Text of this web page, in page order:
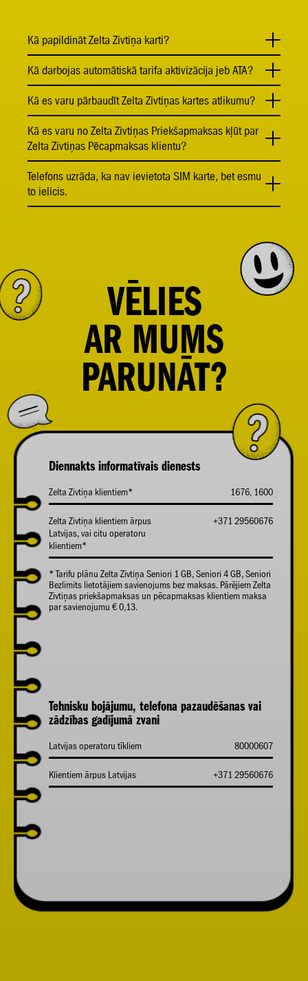
Kā papildināt Zelta Zivtiņa karti?
Kā darbojas automātiskā tarifa aktivizācija jeb ATA?
Kā es varu pārbaudīt Zelta Zivtiņas kartes atlikumu?
Kā es varu no Zelta Zivtiņas Priekšapmaksas kļūt par
Zelta Zivtiņas Pēcapmaksas klientu?
Telefons uzrāda, ka nav ievietota SIM karte, bet esmu
to ielicis.
VĒLIES
AR MUMS
PARUNĀT?
Diennakts informatīvais dienests
Zelta Zivtiņa klientiem* 1676, 1600
Zelta Zivtiņa klientiem ārpus
Latvijas, vai citu operatoru
klientiem*
+371 29560676
* Tarifu plānu Zelta Zivtiņa Seniori 1 GB, Seniori 4 GB, Seniori
Bezlimits lietotājiem savienojums bez maksas. Pārējiem Zelta
Zivtiņas priekšapmaksas un pēcapmaksas klientiem maksa
par savienojumu € 0,13.
Tehnisku bojājumu, telefona pazaudēšanas vai
zādzības gadījumā zvani
Latvijas operatoru tīkliem 80000607
Klientiem ārpus Latvijas +371 29560676